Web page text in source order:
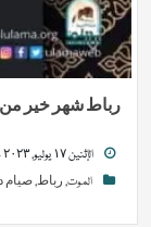
ﺭﺑﺎﻁ ﺷﻬﺮ ﺧﻴﺮ
الإثنين ١٧ يوليو, ٢٠٢٣ - ١٢:٠٠ صباحاً
الموت,ﺭﺑﺎﻁ,ﺻﻴﺎﻡ